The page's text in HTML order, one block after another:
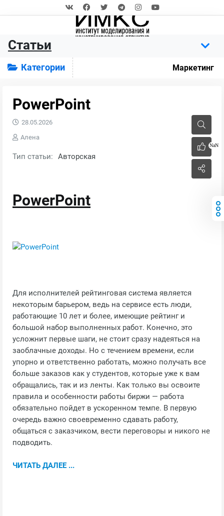
Статьи
Категории Маркетинг
PowerPoint
NaN
28.05.2026
Алена
Тип статьи: Авторская
PowerPoint
Для исполнителей рейтинговая система является
некоторым барьером, ведь на сервисе есть люди,
работающие 10 лет и более, имеющие рейтинг и
большой набор выполненных работ. Конечно, это
усложнит первые шаги, не стоит сразу надеяться на
заоблачные доходы. Но с течением времени, если
упорно и ответственно работать, можно получать все
больше заказов как у студентов, которые уже к вам
обращались, так и из ленты. Как только вы освоите
правила и особенности работы биржи — работа
обязательно пойдет в ускоренном темпе. В первую
очередь важно своевременно сдавать работу,
общаться с заказчиком, вести переговоры и никого не
подводить.
ЧИТАТЬ ДАЛЕЕ ...